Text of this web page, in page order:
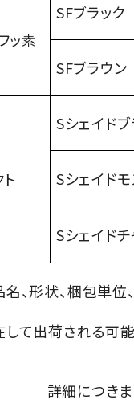
ッ素
SFブラック
SFブラウン
Sシェイド
Sシェイド
Sシェイド
名、形状、梱包単
して出荷される可
詳細につき